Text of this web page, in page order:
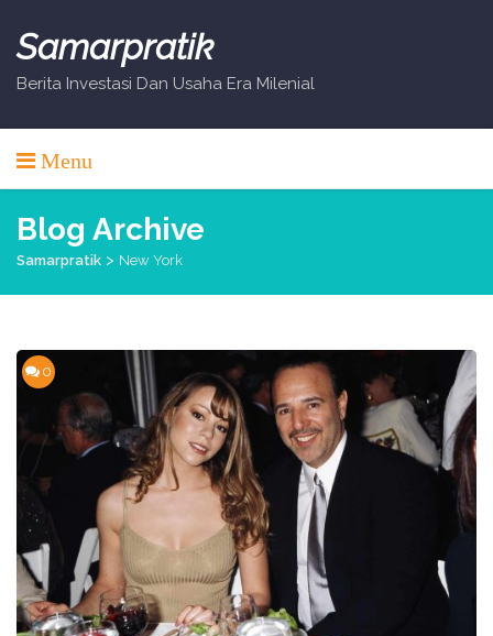
content
Samarpratik
Berita Investasi Dan Usaha Era Milenial
Menu
Blog Archive
Samarpratik > New York
0